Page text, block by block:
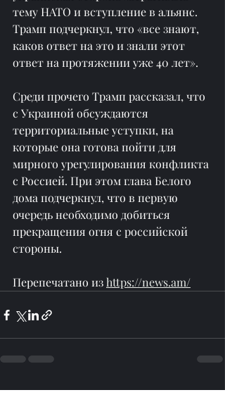
тему НАТО и вступление в альянс.
Трамп подчеркнул, что «все знают,
каков ответ на это и знали этот
ответ на протяжении уже 40 лет».
Среди прочего Трамп рассказал, что
с Украиной обсуждаются
территориальные уступки, на
которые она готова пойти для
мирного урегулирования конфликта
с Россией. При этом глава Белого
дома подчеркнул, что в первую
очередь необходимо добиться
прекращения огня с российской
стороны.
Перепечатано из https://news.am/
Смотреть все